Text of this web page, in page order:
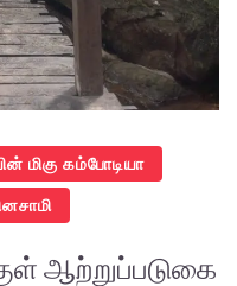
மிகு கம்போடியா
ஆற்றுப்படுகை